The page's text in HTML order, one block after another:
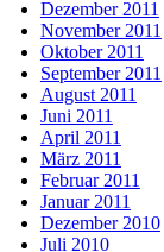
Dezember 2011
November 2011
Oktober 2011
September 2011
August 2011
Juni 2011
April 2011
März 2011
Februar 2011
Januar 2011
Dezember 2010
Juli 2010